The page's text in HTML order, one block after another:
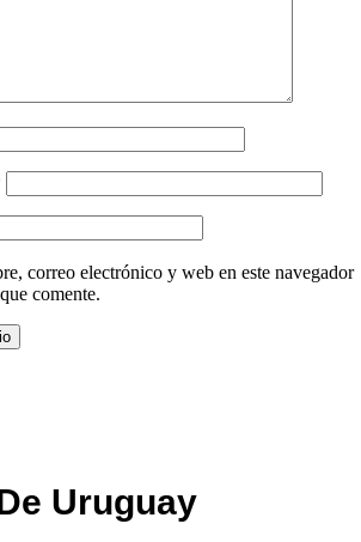
correo electrónico y web en este navegador
comente.
Uruguay